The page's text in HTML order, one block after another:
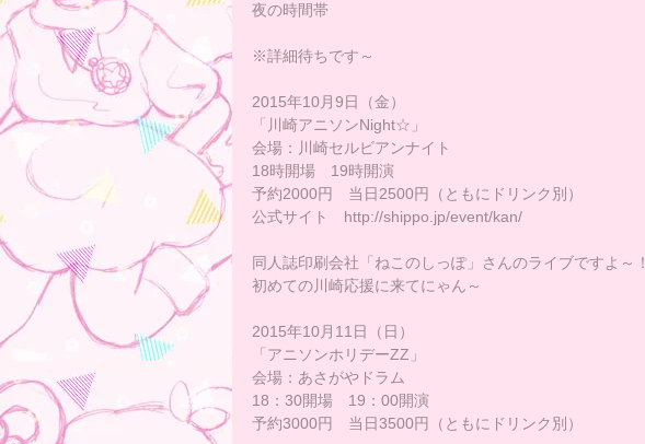
夜の時間帯
※詳細待ちです～
2015年10月9日（金）
「川崎アニソンNight☆」
会場：川崎セルビアンナイト
18時開場　19時開演
予約2000円　当日2500円（ともにドリンク別）
公式サイト　http://shippo.jp/event/kan/
同人誌印刷会社「ねこのしっぽ」さんのライブですよ～！
初めての川崎応援に来てにゃん～
2015年10月11日（日）
「アニソンホリデーZZ」
会場：あさがやドラム
18：30開場　19：00開演
予約3000円　当日3500円（ともにドリンク別）